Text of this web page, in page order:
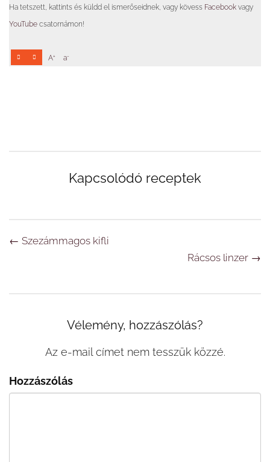
Ha tetszett, kattints és küldd el ismerőseidnek, vagy kövess Facebook vagy
YouTube csatornámon!
A+ a-
Kapcsolódó receptek
Navigáció
← Szezámmagos kifli
Rácsos linzer →
Vélemény, hozzászólás?
Az e-mail címet nem tesszük közzé.
Hozzászólás